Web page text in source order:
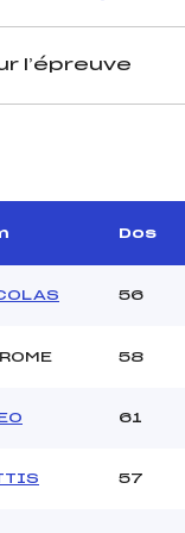
l’épreuve
Dos
56
58
61
57